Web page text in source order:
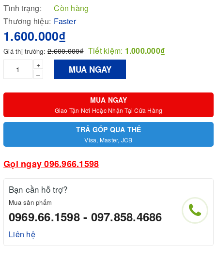
Tình trạng:
Còn hàng
Thương hiệu: Faster
1.600.000₫
Giá thị trường: 2.600.000₫ Tiết kiệm: 1.000.000₫
+
–
MUA NGAY
MUA NGAY
Giao Tận Nơi Hoặc Nhận Tại Cửa Hàng
TRẢ GÓP QUA THẺ
Visa, Master, JCB
Gọi ngay 096.966.1598
Bạn cần hỗ trợ?
Mua sản phẩm
0969.66.1598 - 097.858.4686
Liên hệ